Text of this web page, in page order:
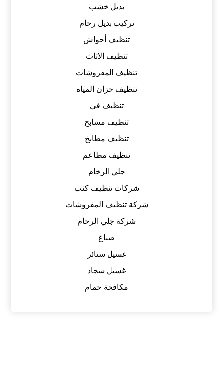
بديل خشب
تركيب بديل رخام
تنظيف أحواش
تنظيف الاثاث
تنظيف المفروشات
تنظيف خزان المياه
تنظيف في
تنظيف مسابح
تنظيف مطابخ
تنظيف مطاعم
جلي الرخام
شركات تنظيف كنب
شركة تنظيف المفروشات
شركة جلي الرخام
صباغ
غسيل ستائر
غسيل سجاد
مكافحة حمام